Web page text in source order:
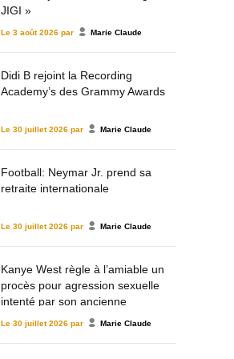
JIGI »
Le 3 août 2026 par Marie Claude
Didi B rejoint la Recording
Academy’s des Grammy Awards
Le 30 juillet 2026 par Marie Claude
Football: Neymar Jr. prend sa
retraite internationale
Le 30 juillet 2026 par Marie Claude
Kanye West règle à l’amiable un
procès pour agression sexuelle
intenté par son ancienne
Le 30 juillet 2026 par Marie Claude